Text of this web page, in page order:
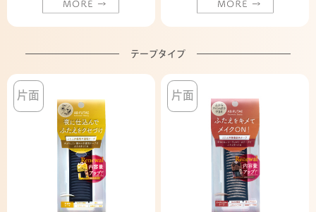
テープタイプ
片面 片面